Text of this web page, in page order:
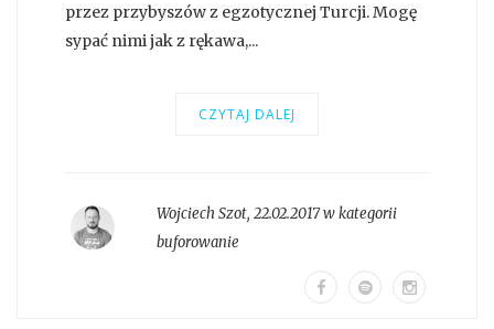
przez przybyszów z egzotycznej Turcji. Mogę
sypać nimi jak z rękawa,...
CZYTAJ DALEJ
Wojciech Szot, 22.02.2017 w kategorii
buforowanie